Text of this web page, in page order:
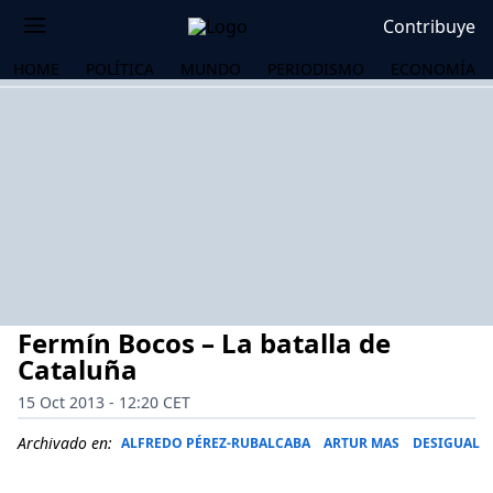
Contribuye
HOME POLÍTICA MUNDO PERIODISMO ECONOMÍA
Fermín Bocos – La batalla de
Cataluña
15 Oct 2013 - 12:20 CET
Archivado en: ALFREDO PÉREZ-RUBALCABA ARTUR MAS DESIGUAL